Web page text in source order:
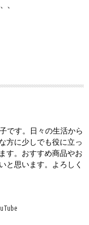
、
です。日々の生活から
方に少しでも役に立っ
す。おすすめ商品やお
と思います。よろしく